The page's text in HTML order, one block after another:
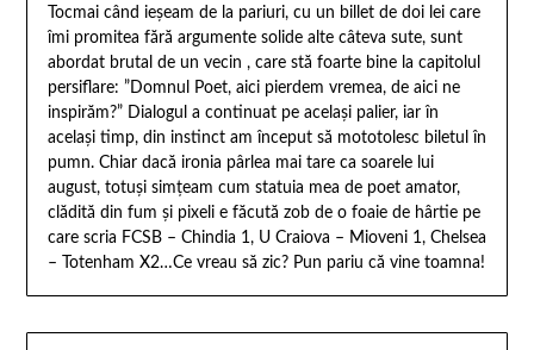
Tocmai când ieșeam de la pariuri, cu un billet de doi lei care
îmi promitea fără argumente solide alte câteva sute, sunt
abordat brutal de un vecin , care stă foarte bine la capitolul
persiflare: ”Domnul Poet, aici pierdem vremea, de aici ne
inspirăm?” Dialogul a continuat pe același palier, iar în
același timp, din instinct am început să mototolesc biletul în
pumn. Chiar dacă ironia pârlea mai tare ca soarele lui
august, totuși simțeam cum statuia mea de poet amator,
clădită din fum și pixeli e făcută zob de o foaie de hârtie pe
care scria FCSB – Chindia 1, U Craiova – Mioveni 1, Chelsea
– Totenham X2…Ce vreau să zic? Pun pariu că vine toamna!